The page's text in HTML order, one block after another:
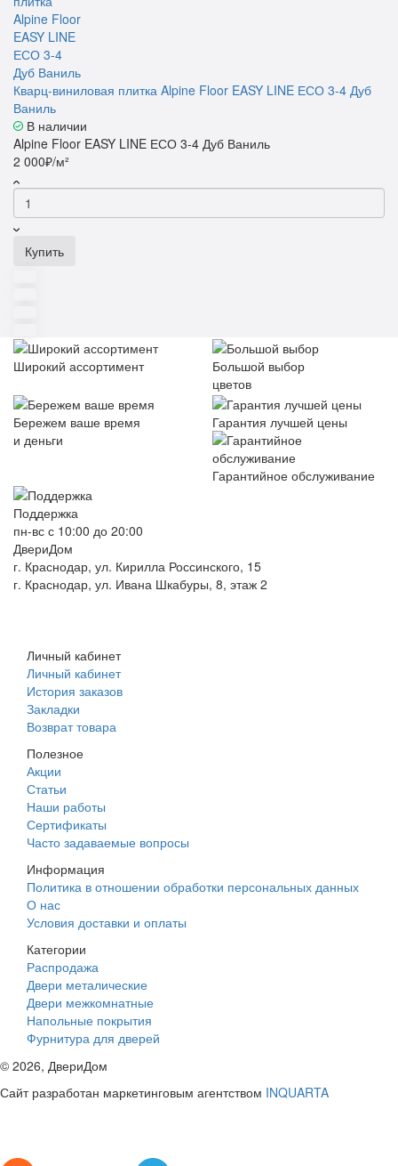
Кварц-виниловая плитка Alpine Floor EASY LINE ЕСО 3-4 Дуб
Ваниль
В наличии
Alpine Floor EASY LINE ЕСО 3-4 Дуб Ваниль
2 000₽/м²
Купить
Широкий ассортимент
Большой выбор
цветов
Бережем ваше время
и деньги
Гарантия лучшей цены
Гарантийное обслуживание
Поддержка
пн-вс с 10:00 до 20:00
ДвериДом
г. Краснодар, ул. Кирилла Россинского, 15
г. Краснодар, ул. Ивана Шкабуры, 8, этаж 2
Личный кабинет
Личный кабинет
История заказов
Закладки
Возврат товара
Полезное
Акции
Статьи
Наши работы
Сертификаты
Часто задаваемые вопросы
Информация
Политика в отношении обработки персональных данных
О нас
Условия доставки и оплаты
Категории
Распродажа
Двери металические
Двери межкомнатные
Напольные покрытия
Фурнитура для дверей
© 2026, ДвериДом
Сайт разработан маркетинговым агентством INQUARTA